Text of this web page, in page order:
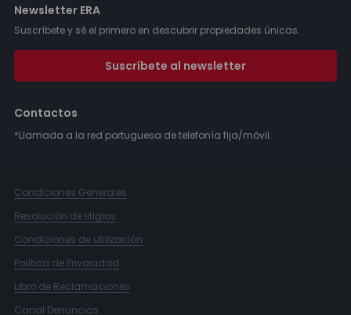
Newsletter ERA
Suscríbete y sé el primero en descubrir propiedades únicas.
Suscríbete al newsletter
Contactos
*Llamada a la red portuguesa de telefonía fija/móvil.
Condiciones Generales
Resolución de litigios
Condiciones de utilización
Política de Privacidad
Libro de Reclamaciones
Canal Denuncias